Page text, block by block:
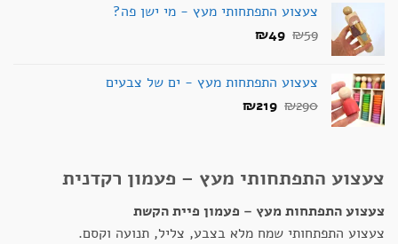
₪219.
₪189.
צעצוע התפתחותי מעץ - מי ישן פה?
₪59
המחיר
₪59.
₪49
המחיר
₪49.
צעצוע התפתחות מעץ - ים של צבעים
₪290
המחיר
₪219
המחיר
צעצוע התפתחותי מעץ – פעמון רקדנית
צעצוע התפתחות מעץ – פעמון פיית הקשת
צעצוע התפתחותי שמח מלא בצבע, צליל, תנועה וקסם.